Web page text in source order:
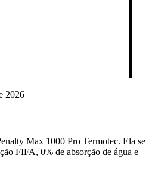
2026
Max 1000 Pro Termotec. Ela se
FIFA, 0% de absorção de água e